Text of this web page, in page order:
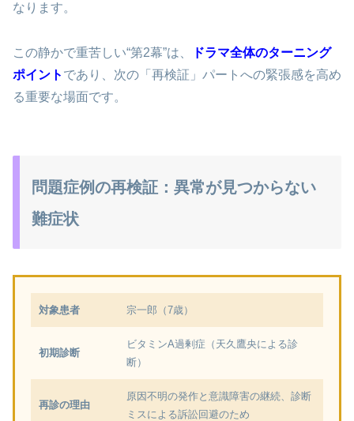
なります。
この静かで重苦しい“第2幕”は、
ドラマ全体のターニング
ポイント であり、次の「再検証」パートへの緊張感を高め
る重要な場面です。
問題症例の再検証：異常が見つからない
難症状
対象患者 宗一郎（7歳）
初期診断
ビタミンA過剰症（天久鷹央による診
断）
再診の理由
原因不明の発作と意識障害の継続、診断
ミスによる訴訟回避のため